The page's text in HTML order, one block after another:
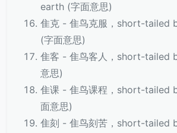
earth (字面意思)
隹克 - 隹鸟克服，short-tailed
(字面意思)
隹客 - 隹鸟客人，short-tailed
意思)
隹课 - 隹鸟课程，short-tailed
面意思)
隹刻 - 隹鸟刻苦，short-tailed